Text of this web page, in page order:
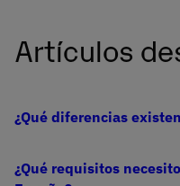
Artículos
¿Qué diferencias
¿Qué requisitos